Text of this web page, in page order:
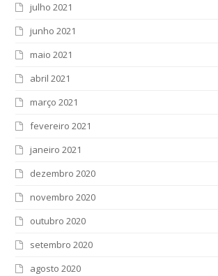
julho 2021
junho 2021
maio 2021
abril 2021
março 2021
fevereiro 2021
janeiro 2021
dezembro 2020
novembro 2020
outubro 2020
setembro 2020
agosto 2020